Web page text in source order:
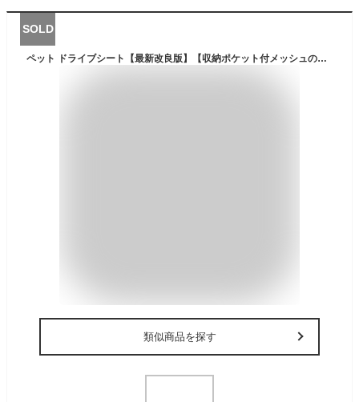
SOLD
ペット ドライブシート【最新改良版】【収納ポケット付メッシュのチャックで分割、後部座席・軽自動車・セカンドシート用】【147cm×137cm】大判・大型 ペット用ドライブシート カーシート シートカバー 防水シート 取り付け簡単 雨の日 アウトドア 海の帰り 水洗いOK 新車用
類似商品を探す